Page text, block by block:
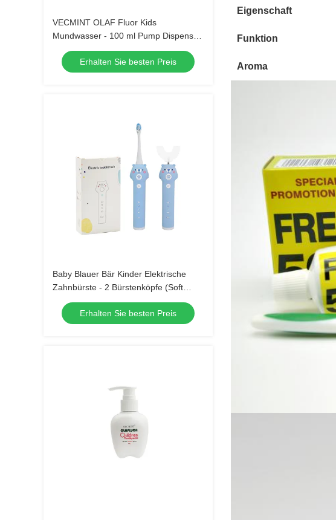
VECMINT OLAF Fluor Kids
Mundwasser - 100 ml Pump Dispenser
Erdbeer Geschmack Anti-Hohlraum
Zucker Verteidigung sicher zu
schlucken Mundpflege
Erhalten Sie besten Preis
Baby Blauer Bär Kinder Elektrische
Zahnbürste - 2 Bürstenköpfe (Soft
Bristle) Wasserdichte Schallzahnbürste
mit 3 Modi für Kinder 3-15 Jahre Alt
Mundpflege-Kit
Erhalten Sie besten Preis
Eigenschaft
Funktion
Aroma